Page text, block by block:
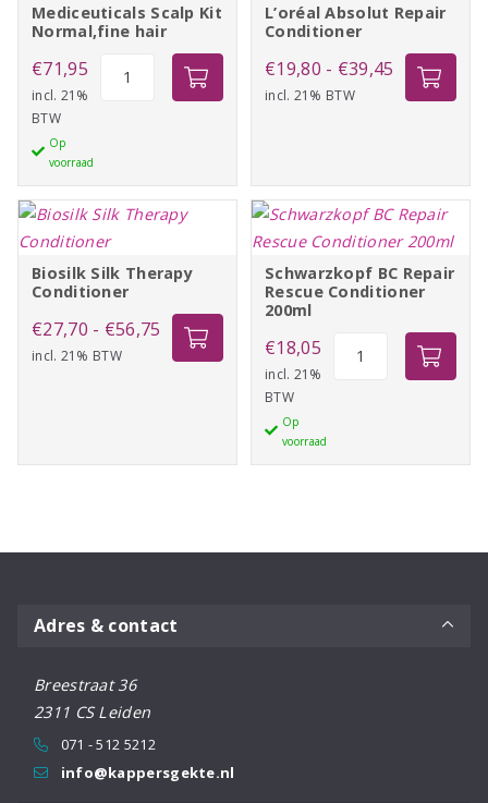
Mediceuticals Scalp Kit
Normal,fine hair
€71,95
incl. 21%
BTW
Op
voorraad
Mediceuticals
aantal
L’oréal Absolut Repair
Conditioner
€19,80 - €39,45 Prijsklasse:
€19,80
incl. 21% BTW
Biosilk Silk Therapy
Conditioner
€27,70 - €56,75 Prijsklasse:
€27,70
incl. 21% BTW
Schwarzkopf BC Repair
Rescue Conditioner
200ml
€18,05
incl. 21%
BTW
Op
voorraad
Schwarzkopf
Adres & contact
Breestraat 36
2311 CS Leiden
071 - 512 5212
info@kappersgekte.nl